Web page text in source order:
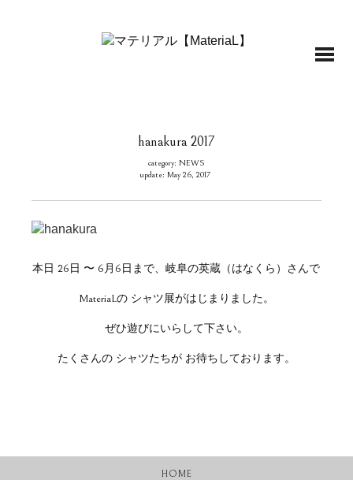
hanakura 2017
category: NEWS
update: May 26, 2017
本日 26日 〜 6月6日まで、岐阜の英蔵（はなくら）さんで
MateriaLの シャツ展がはじまりました。
ぜひ遊びにいらして下さい。
たくさんの シャツたちが お待ちしております。
HOME